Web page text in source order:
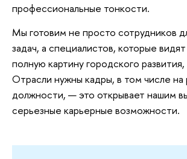
профессиональные тонкости.
Мы готовим не просто сотрудников
задач, а специалистов, которые
полную картину городского развития,
Отрасли нужны кадры, в том числе
должности, — это открывает нашим
серьезные карьерные возможности.